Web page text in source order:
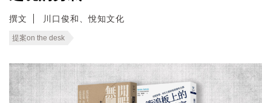
撰文 川口俊和、悅知文化
提案on the desk